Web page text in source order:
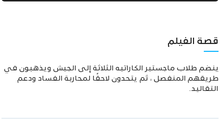
قصة الفيلم
ينضم طلاب ماجستير الكاراتيه الثلاثة إلى الجيش ويذهبون في
طريقهم المنفصل ، ثم يتحدون لاحقًا لمحاربة الفساد ودعم
التقاليد.